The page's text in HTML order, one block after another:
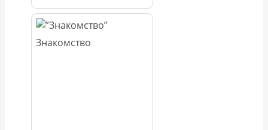
Знакомство